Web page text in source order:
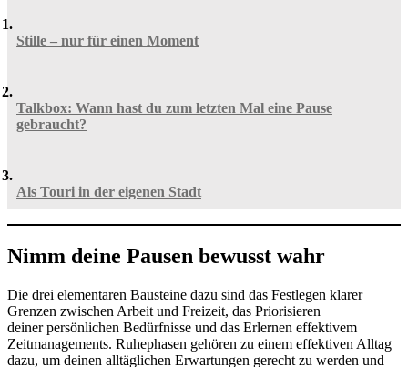
Stille – nur für einen Moment
Talkbox: Wann hast du zum letzten Mal eine Pause
gebraucht?
Als Touri in der eigenen Stadt
Nimm deine Pausen bewusst wahr
Die drei elementaren Bausteine dazu sind das Festlegen klarer
Grenzen zwischen Arbeit und Freizeit, das Priorisieren
deiner persönlichen Bedürfnisse und das Erlernen effektivem
Zeitmanagements. Ruhephasen gehören zu einem effektiven Alltag
dazu, um deinen alltäglichen Erwartungen gerecht zu werden und